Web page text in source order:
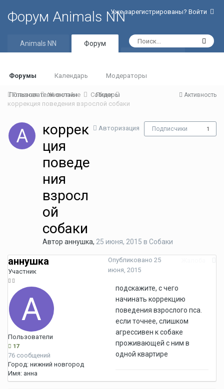
Форум Animals NNУже зарегистрированы? Войти
Animals NN Форум
Форумы Календарь Модераторы
Пользователи онлайн Лидеры Активность
Главная Животные
Собаки
коррекция поведения взрослой собаки
Авторизация Подписчики 1
коррек
ция
поведе
ния
взросл
ой
собаки
Автор аннушка, 25 июня, 2015 в Собаки
аннушка
Участник
Пользователи
17
76 сообщений
Город: нижний новгород
Имя: анна
Опубликовано 25
июня, 2015
подскажите, с чего
начинать коррекцию
поведения взрослого пса.
если точнее, слишком
агрессивен к собаке
проживающей с ним в
одной квартире